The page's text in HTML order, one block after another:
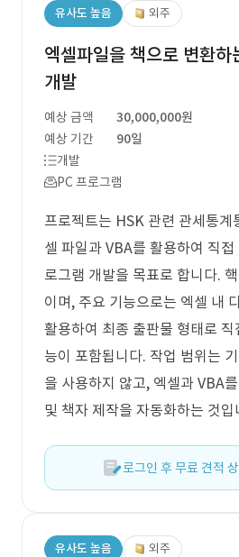
유사도 높음 외주
엑셀파일을 책으로 변환하
개발
예상 금액
30,000,000원
예상 기간
90일
개발
PC 프로그램
프로젝트는 HSK 관련 관세통계
셀 파일과 VBA를 활용하여 직
로그램 개발을 목표로 합니다.
이며, 주요 기능으로는 엑셀 내
활용하여 최종 출판물 형태로 직
능이 포함됩니다. 작업 범위는
을 사용하지 않고, 엑셀과 VBA
및 책자 제작을 자동화하는 것입
로그인 후 무료 견적
유사도 높음 외주